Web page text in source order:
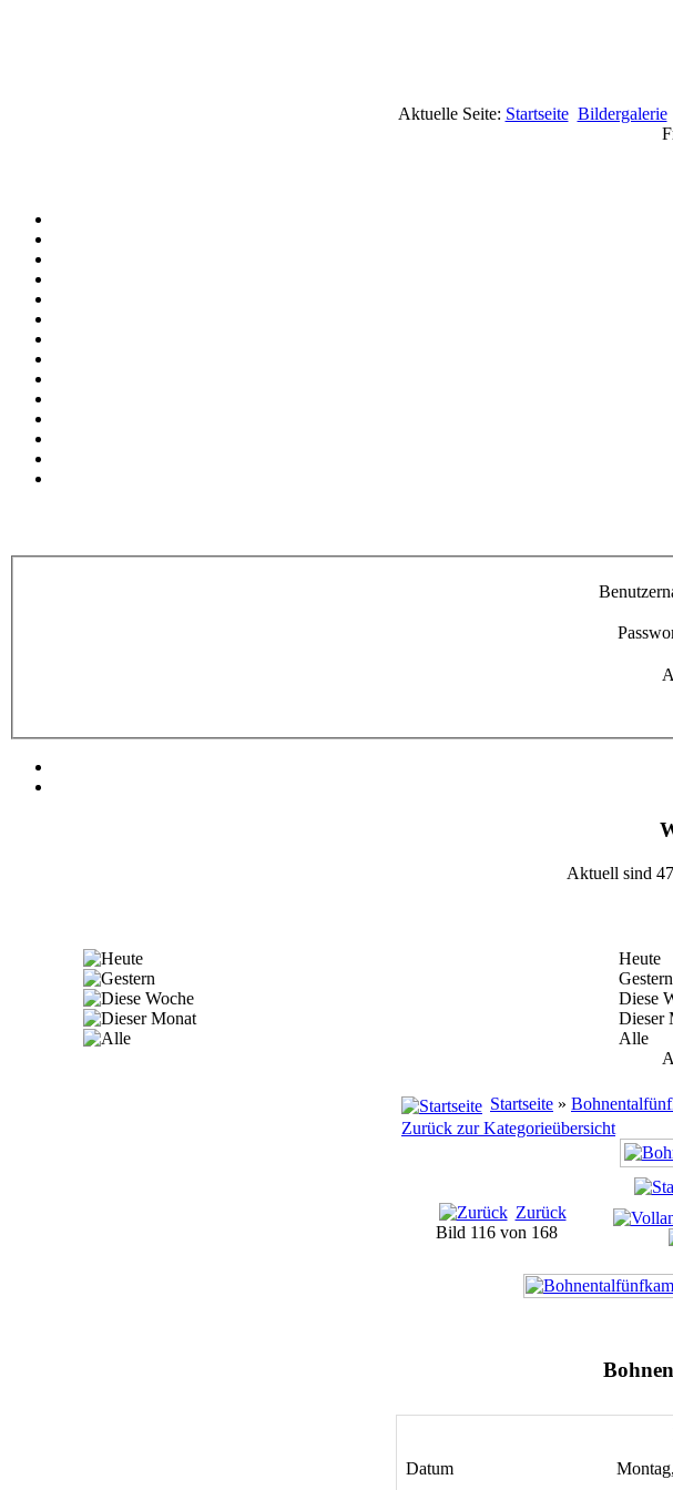
Aktuelle Seite: Startseite Bildergalerie
Aktuell sind
Heute
Gestern
Diese
Dieser
Alle
Startseite »
Zurück zur Kategorieübersicht
Zurück
Bild 116 von 168
Datum